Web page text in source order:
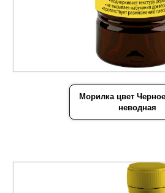
Морилка цвет
неводная